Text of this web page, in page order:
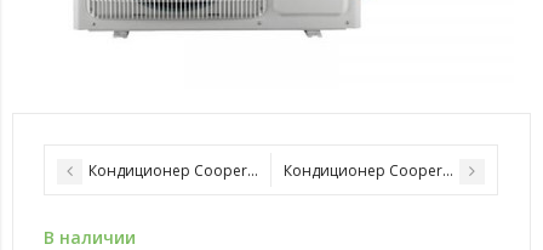
Кондиционер Cooper&Hunter CH-S24FTXAM2S-WP
Кондиционер Cooper&Hunter CH-
В наличии